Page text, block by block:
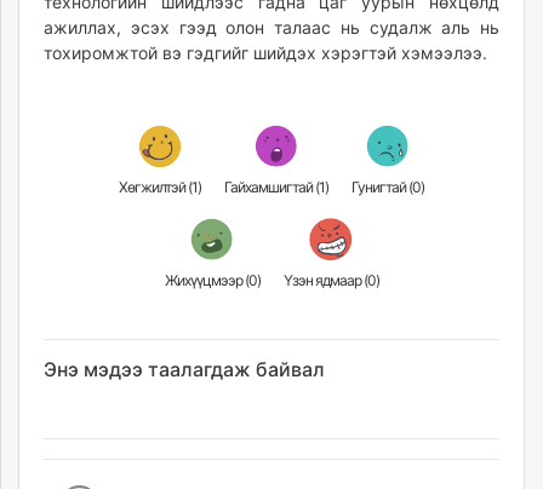
ажиллах, эсэх гээд олон талаас нь судалж аль нь
тохиромжтой вэ гэдгийг шийдэх хэрэгтэй хэмээлээ.
Хөгжилтэй (1) Гайхамшигтай (1) Гунигтай (0)
Жихүүцмээр (0) Үзэн ядмаар (0)
Энэ мэдээ таалагдаж байвал